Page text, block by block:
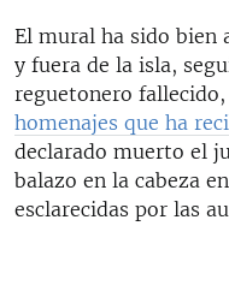
El mural ha sido bien
y fuera de la isla,
reguetonero
homenajes que ha
declarado muerto el
balazo en la cabeza
esclarecidas por las